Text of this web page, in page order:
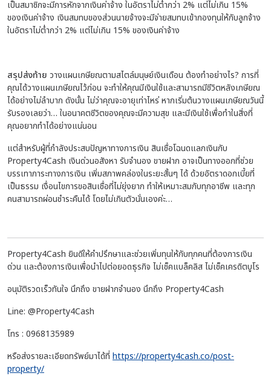
เป็นสมาชิกจะมีการหักจากเงินค่าจ้าง ในอัตราไม่ต่ำกว่า 2% แต่ไม่เกิน 15%
ของเงินค่าจ้าง เงินสมทบของส่วนนายจ้างจะมีจ่ายสมทบเข้ากองทุนให้กับลูกจ้าง
ในอัตราไม่ต่ำกว่า 2% แต่ไม่เกิน 15% ของเงินค่าจ้าง
สรุปส่งท้าย วางแผนเกษียณตามสไตล์มนุษย์เงินเดือน ต้องทำอย่างไร? การที่
คุณได้วางแผนเกษียณไว้ก่อน จะทำให้คุณมีเงินใช้และสามารถมีชีวิตหลังเกษียณ
ได้อย่างไม่ลำบาก ดังนั้น ไม่ว่าคุณจะอายุเท่าไหร่ หากเริ่มต้นวางแผนเกษียณวันนี้
รับรองเลยว่า… ในอนาคตชีวิตของคุณจะมีความสุข และมีเงินใช้เพื่อทำในสิ่งที่
คุณอยากทำได้อย่างแน่นอน
แต่สำหรับผู้ที่กำลังประสบปัญหาทางการเงิน สินเชื่อโฉนดแลกเงินกับ
Property4Cash เงินด่วนอสังหา รับจำนอง ขายฝาก อาจเป็นทางออกที่ช่วย
บรรเทาภาระทางการเงิน เพิ่มสภาพคล่องในระยะสั้นๆ ได้ ด้วยอัตราดอกเบี้ยที่
เป็นธรรม เงื่อนไขการขอสินเชื่อที่ไม่ยุ่งยาก ทำให้เหมาะสมกับทุกอาชีพ และทุก
คนสามารถผ่อนชำระคืนได้ โดยไม่เกินตัวนั่นเองค่ะ…
Property4Cash ยินดีให้คำปรึกษาและช่วยเพิ่มทุนให้กับทุกคนที่ต้องการเงิน
ด่วน และต้องการเงินเพื่อนำไปต่อยอดธุรกิจ ไม่เช็คแบล็คลิส ไม่เช็คเครดิตบูโร
อนุมัติรวดเร็วทันใจ นึกถึง ขายฝากจำนอง นึกถึง Property4Cash
Line: @Property4Cash
โทร : 0968135989
หรือส่งรายละเอียดทรัพย์มาได้ที่ https://property4cash.co/post-
property/